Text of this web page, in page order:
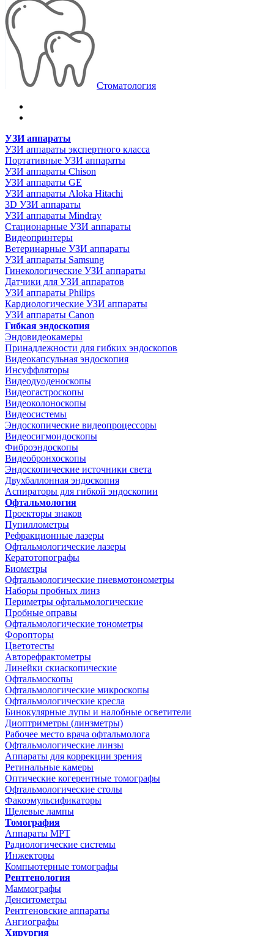
Стоматология
УЗИ аппараты
УЗИ аппараты экспертного класса
Портативные УЗИ аппараты
УЗИ аппараты Chison
УЗИ аппараты GE
УЗИ аппараты Aloka Hitachi
3D УЗИ аппараты
УЗИ аппараты Mindray
Стационарные УЗИ аппараты
Видеопринтеры
Ветеринарные УЗИ аппараты
УЗИ аппараты Samsung
Гинекологические УЗИ аппараты
Датчики для УЗИ аппаратов
УЗИ аппараты Philips
Кардиологические УЗИ аппараты
УЗИ аппараты Canon
Гибкая эндоскопия
Эндовидеокамеры
Принадлежности для гибких эндоскопов
Видеокапсульная эндоскопия
Инсуффляторы
Видеодуоденоскопы
Видеогастроскопы
Видеоколоноскопы
Видеосистемы
Эндоскопические видеопроцессоры
Видеосигмоидоскопы
Фиброэндоскопы
Видеобронхоскопы
Эндоскопические источники света
Двухбаллонная эндоскопия
Аспираторы для гибкой эндоскопии
Офтальмология
Проекторы знаков
Пупиллометры
Рефракционные лазеры
Офтальмологические лазеры
Кератотопографы
Биометры
Офтальмологические пневмотонометры
Наборы пробных линз
Периметры офтальмологические
Пробные оправы
Офтальмологические тонометры
Форопторы
Цветотесты
Авторефрактометры
Линейки скиаскопические
Офтальмоскопы
Офтальмологические микроскопы
Офтальмологические кресла
Бинокулярные лупы и налобные осветители
Диоптриметры (линзметры)
Рабочее место врача офтальмолога
Офтальмологические линзы
Аппараты для коррекции зрения
Ретинальные камеры
Оптические когерентные томографы
Офтальмологические столы
Факоэмульсификаторы
Щелевые лампы
Томография
Аппараты МРТ
Радиологические системы
Инжекторы
Компьютерные томографы
Рентгенология
Маммографы
Денситометры
Рентгеновские аппараты
Ангиографы
Хирургия